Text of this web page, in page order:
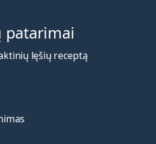
patarimai
lęšių receptą